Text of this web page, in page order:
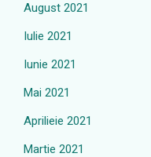
August 2021
Iulie 2021
Iunie 2021
Mai 2021
Aprilieie 2021
Martie 2021